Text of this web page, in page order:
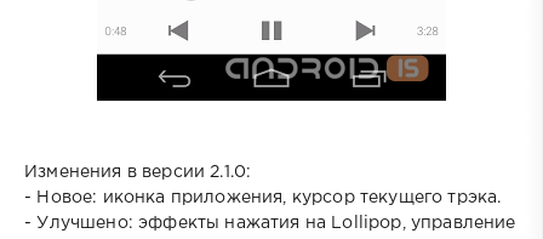
Изменения в версии 2.1.0:
- Новое: иконка приложения, курсор текущего трэка.
- Улучшено: эффекты нажатия на Lollipop, управление